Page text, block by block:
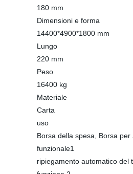
180 mm
Dimensioni e forma
14400*4900*1800 mm
Lungo
220 mm
Peso
16400 kg
Materiale
Carta
uso
Borsa della spesa, Borsa per
funzionale1
ripiegamento automatico del